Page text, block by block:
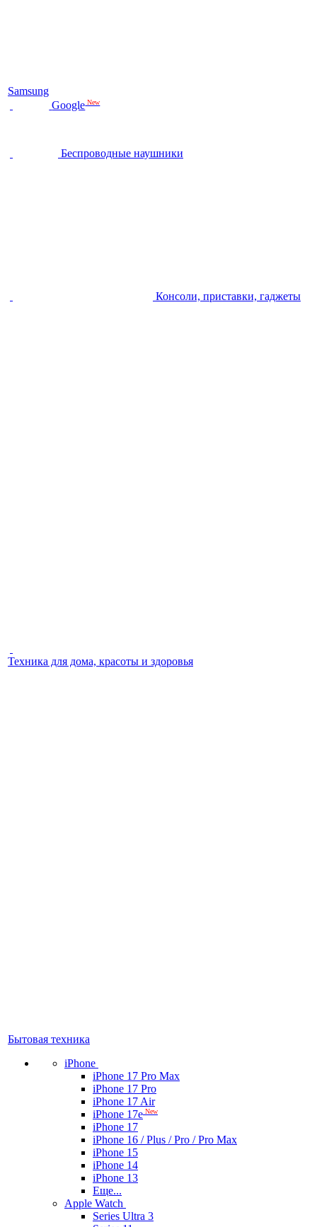
Samsung
Google New
Беспроводные наушники
Консоли, приставки, гаджеты
Техника для дома, красоты и здоровья
Бытовая техника
iPhone
iPhone 17 Pro Max
iPhone 17 Pro
iPhone 17 Air
iPhone 17e New
iPhone 17
iPhone 16 / Plus / Pro / Pro Max
iPhone 15
iPhone 14
iPhone 13
Еще...
Apple Watch
Series Ultra 3